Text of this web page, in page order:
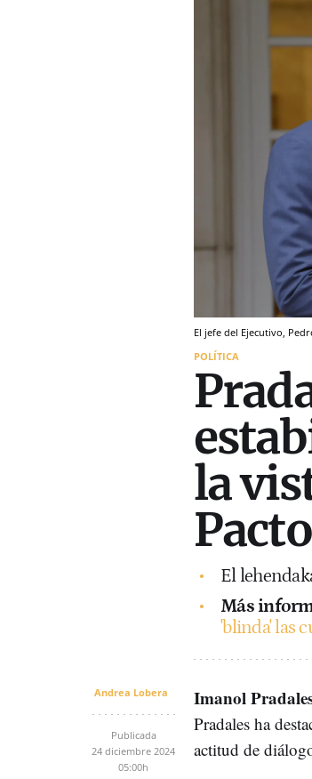
El jefe del Ejecutivo,
POLÍTICA
la
El
Más
'blinda' las
Andrea Lobera
Publicada
24 diciembre 2024
05:00h
Imanol
Pradales ha
actitud de